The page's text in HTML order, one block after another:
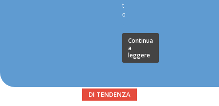
t
o
.
Continua
a
leggere
DI TENDENZA